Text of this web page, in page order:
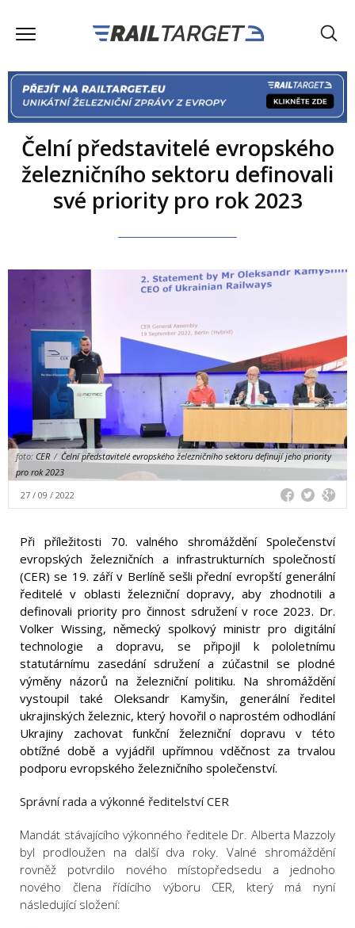
Čelní představitelé evropského
železničního sektoru definovali
své priority pro rok 2023
foto: CER / Čelní představitelé evropského železničního sektoru definují jeho priority
pro rok 2023
27 / 09 / 2022
Při příležitosti 70. valného shromáždění Společenství
evropských železničních a infrastrukturních společností
(CER) se 19. září v Berlíně sešli přední evropští generální
ředitelé v oblasti železniční dopravy, aby zhodnotili a
definovali priority pro činnost sdružení v roce 2023. Dr.
Volker Wissing, německý spolkový ministr pro digitální
technologie a dopravu, se připojil k pololetnímu
statutárnímu zasedání sdružení a zúčastnil se plodné
výměny názorů na železniční politiku. Na shromáždění
vystoupil také Oleksandr Kamyšin, generální ředitel
ukrajinských železnic, který hovořil o naprostém odhodlání
Ukrajiny zachovat funkční železniční dopravu v této
obtížné době a vyjádřil upřímnou vděčnost za trvalou
podporu evropského železničního společenství.
Správní rada a výkonné ředitelství CER
Mandát stávajícího výkonného ředitele Dr. Alberta Mazzoly
byl prodloužen na další dva roky. Valné shromáždění
rovněž potvrdilo nového místopředsedu a jednoho
nového člena řídícího výboru CER, který má nyní
následující složení: